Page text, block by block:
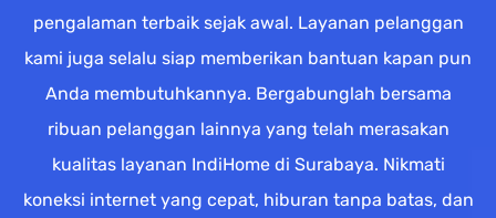
pengalaman terbaik sejak awal. Layanan pelanggan
kami juga selalu siap memberikan bantuan kapan pun
Anda membutuhkannya. Bergabunglah bersama
ribuan pelanggan lainnya yang telah merasakan
kualitas layanan IndiHome di Surabaya. Nikmati
koneksi internet yang cepat, hiburan tanpa batas, dan